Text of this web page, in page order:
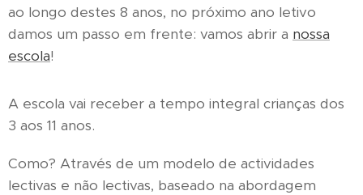
ao longo destes 8 anos, no próximo ano letivo
damos um passo em frente: vamos abrir a nossa
escola!
A escola vai receber a tempo integral crianças dos
3 aos 11 anos.
Como? Através de um modelo de actividades
lectivas e não lectivas, baseado na abordagem